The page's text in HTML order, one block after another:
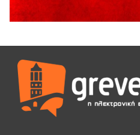
5 Αυγούστου 2026
ΕΥΧΑΡΙΣΤΙΕΣ
4 Αυγούστου 2026
Έκτακτη χρηματοδότηση
στο Δημοτικό Στάδιο